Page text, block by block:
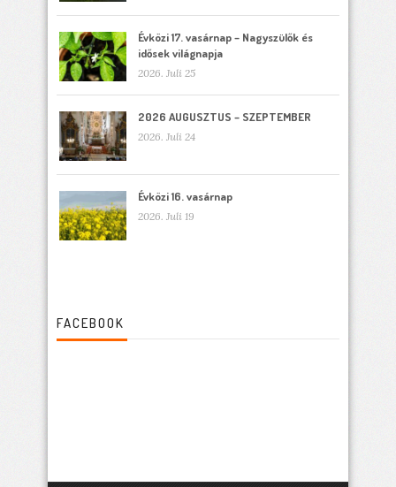
Évközi 17. vasárnap – Nagyszülők és
idősek világnapja
2026. Juli 25
2026 AUGUSZTUS – SZEPTEMBER
2026. Juli 24
Évközi 16. vasárnap
2026. Juli 19
FACEBOOK